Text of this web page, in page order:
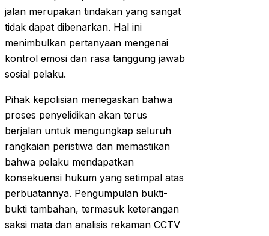
jalan merupakan tindakan yang sangat
tidak dapat dibenarkan. Hal ini
menimbulkan pertanyaan mengenai
kontrol emosi dan rasa tanggung jawab
sosial pelaku.
Pihak kepolisian menegaskan bahwa
proses penyelidikan akan terus
berjalan untuk mengungkap seluruh
rangkaian peristiwa dan memastikan
bahwa pelaku mendapatkan
konsekuensi hukum yang setimpal atas
perbuatannya. Pengumpulan bukti-
bukti tambahan, termasuk keterangan
saksi mata dan analisis rekaman CCTV